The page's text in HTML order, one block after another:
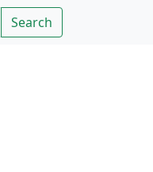
Rechercher
Search